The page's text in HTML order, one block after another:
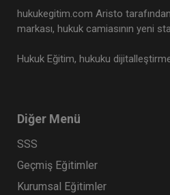
hukukegitim.com Aristo
markası, hukuk camiasının yeni
Hukuk Eğitim, hukuku dijitalleştirme
Diğer Menü
SSS
Geçmiş Eğitimler
Kurumsal Eğitimler